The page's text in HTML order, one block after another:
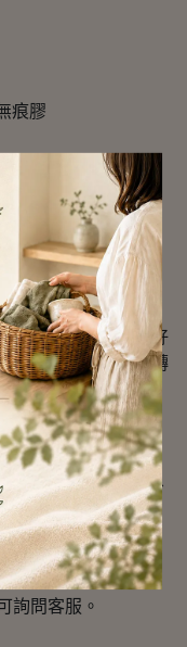
痕膠
帶給會員購物的良好
，提供快件商品流轉
詢及資源調度工作，
Apple Pay、Aftee、
個工作天可到貨。
詢問客服。